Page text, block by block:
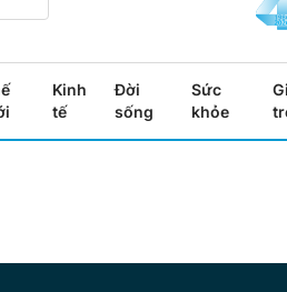
Kinh
tế
Đời
sống
Sức
khỏe